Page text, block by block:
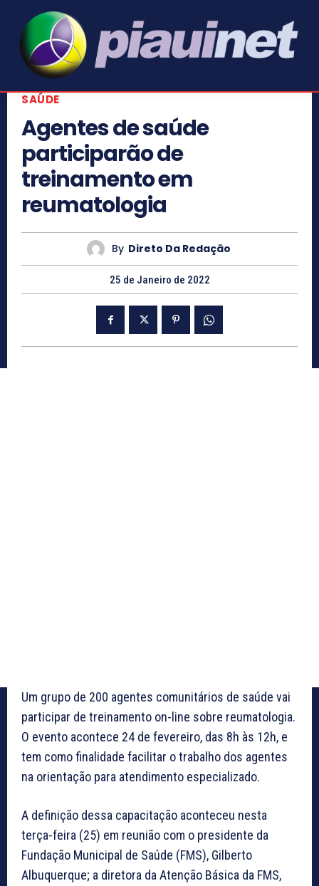
SAÚDE
Agentes de saúde
participarão de
treinamento em
reumatologia
By Direto Da Redação
25 de Janeiro de 2022
Um grupo de 200 agentes comunitários de saúde vai
participar de treinamento on-line sobre reumatologia.
O evento acontece 24 de fevereiro, das 8h às 12h, e
tem como finalidade facilitar o trabalho dos agentes
na orientação para atendimento especializado.
A definição dessa capacitação aconteceu nesta
terça-feira (25) em reunião com o presidente da
Fundação Municipal de Saúde (FMS), Gilberto
Albuquerque; a diretora da Atenção Básica da FMS,